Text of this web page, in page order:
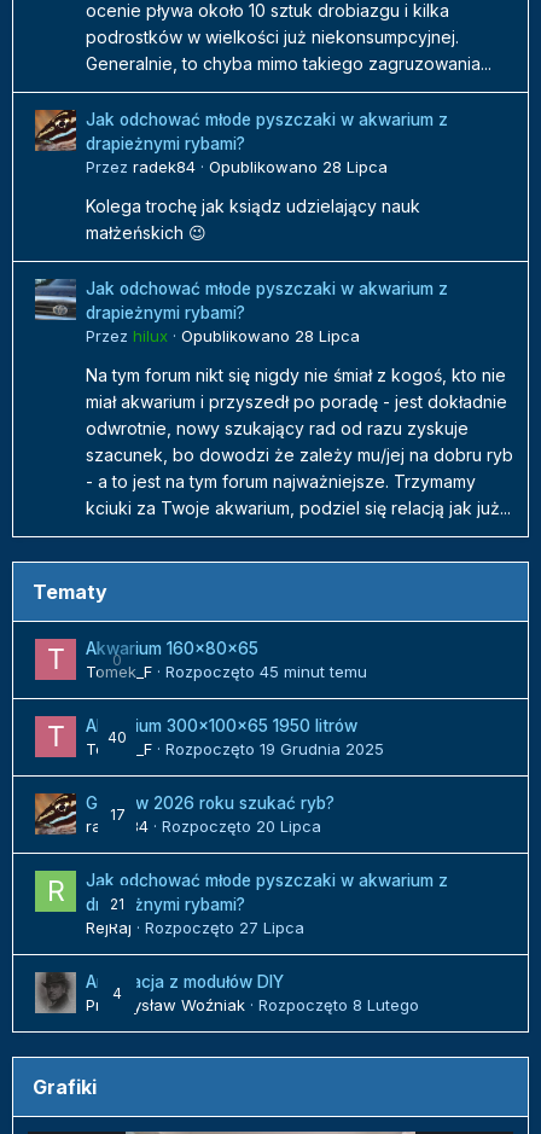
ocenie pływa około 10 sztuk drobiazgu i kilka
podrostków w wielkości już niekonsumpcyjnej.
Generalnie, to chyba mimo takiego zagruzowania...
Jak odchować młode pyszczaki w akwarium z
drapieżnymi rybami?
Przez radek84 · Opublikowano 28 Lipca
Kolega trochę jak ksiądz udzielający nauk
małżeńskich 😉
Jak odchować młode pyszczaki w akwarium z
drapieżnymi rybami?
Przez hilux · Opublikowano 28 Lipca
Na tym forum nikt się nigdy nie śmiał z kogoś, kto nie
miał akwarium i przyszedł po poradę - jest dokładnie
odwrotnie, nowy szukający rad od razu zyskuje
szacunek, bo dowodzi że zależy mu/jej na dobru ryb
- a to jest na tym forum najważniejsze. Trzymamy
kciuki za Twoje akwarium, podziel się relacją jak już...
Tematy
0
Akwarium 160x80x65
Tomek_F · Rozpoczęto 45 minut temu
40
Akwarium 300x100x65 1950 litrów
Tomek_F · Rozpoczęto 19 Grudnia 2025
17
Gdzie w 2026 roku szukać ryb?
radek84 · Rozpoczęto 20 Lipca
21
Jak odchować młode pyszczaki w akwarium z
drapieżnymi rybami?
RejRaj · Rozpoczęto 27 Lipca
4
Aranżacja z modułów DIY
Przemysław Woźniak · Rozpoczęto 8 Lutego
Grafiki